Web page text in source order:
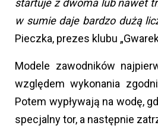
startuje z dwoma lub nawet
w sumie daje bardzo dużą
Pieczka, prezes klubu
Modele zawodników
względem wykonania
Potem wypływają na wodę,
specjalny tor, a następnie